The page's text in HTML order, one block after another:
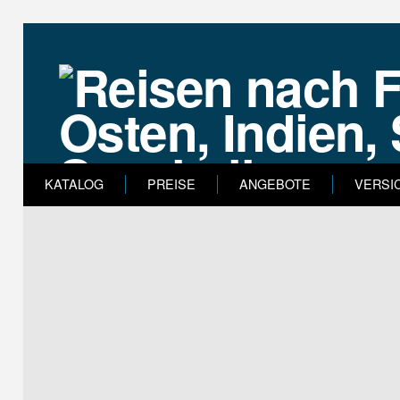
KATALOG PREISE ANGEBOTE